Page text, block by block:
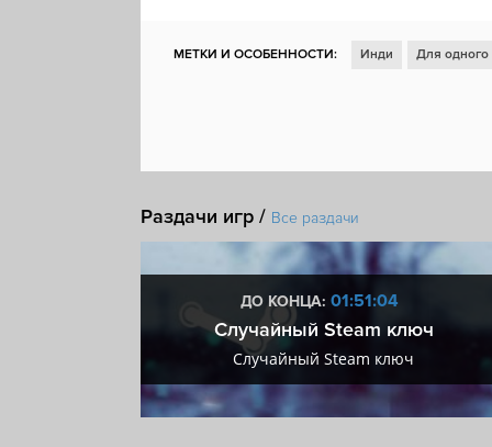
МЕТКИ И ОСОБЕННОСТИ: Инди Для одного
Нелинейность Морские бои
Раздачи игр / Все раздачи
ДО КОНЦА: 01:51:03
Случайный Steam ключ
Случайный Steam ключ